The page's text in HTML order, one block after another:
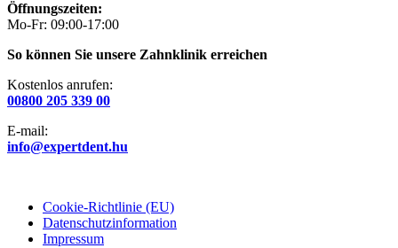
Öffnungszeiten:
Mo-Fr: 09:00-17:00
So können Sie unsere Zahnklinik erreichen
Kostenlos anrufen:
00800 205 339 00
E-mail:
info@expertdent.hu
Cookie-Richtlinie (EU)
Datenschutzinformation
Impressum